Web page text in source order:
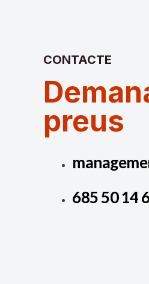
CONTACTE
preus
685 50 14